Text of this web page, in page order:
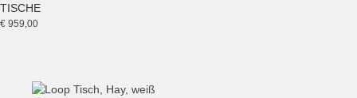
TISCHE
€ 959,00